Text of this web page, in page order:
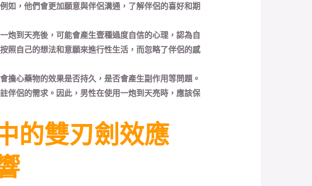
如，他們會更加願意與伴侶溝通，了解伴侶的喜好和期
炮到天亮後，可能會產生壹種過度自信的心理，認為自
照自己的想法和意願來進行性生活，而忽略了伴侶的感
擔心藥物的效果是否持久，是否會產生副作用等問題。
伴侶的需求。因此，男性在使用一炮到天亮時，應該保
的雙刃劍效應